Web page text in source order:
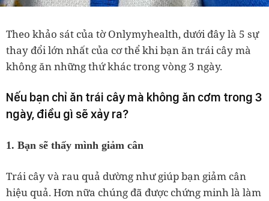
Theo khảo sát của tờ Onlymyhealth, dưới đây là 5 sự
thay đổi lớn nhất của cơ thể khi bạn ăn trái cây mà
không ăn những thứ khác trong vòng 3 ngày.
Nếu bạn chỉ ăn trái cây mà không ăn cơm trong 3
ngày, điều gì sẽ xảy ra?
1. Bạn sẽ thấy mình giảm cân
Trái cây và rau quả dường như giúp bạn giảm cân
hiệu quả. Hơn nữa chúng đã được chứng minh là làm